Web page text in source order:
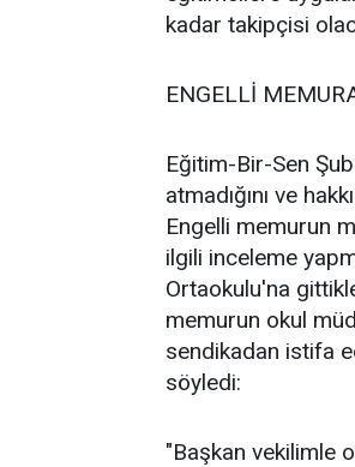
kadar takipçisi
ENGELLİ
Eğitim-Bir-Sen
atmadığını ve
Engelli memurun
ilgili inceleme
Ortaokulu'na
memurun okul
sendikadan istifa
söyledi:
"Başkan vekilimle